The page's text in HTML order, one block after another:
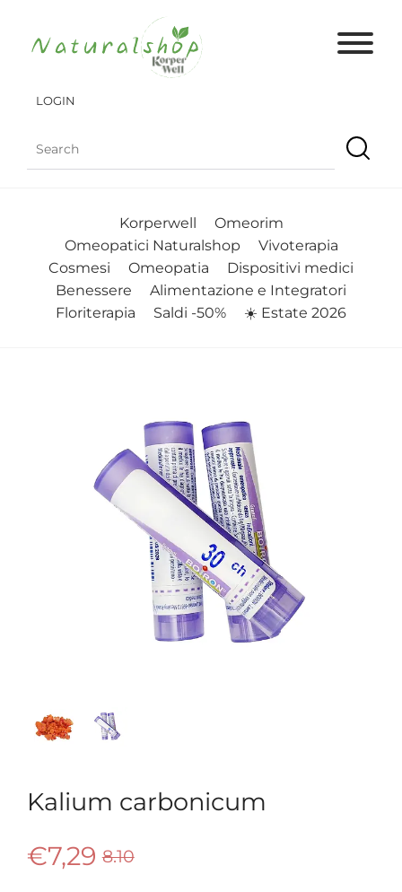
LOGIN
Korperwell
Omeorim
Omeopatici Naturalshop
Vivoterapia
Cosmesi
Omeopatia
Dispositivi medici
Benessere
Alimentazione e Integratori
Floriterapia
Saldi -50% ☀️ Estate 2026
Kalium carbonicum
€7,29 8.10